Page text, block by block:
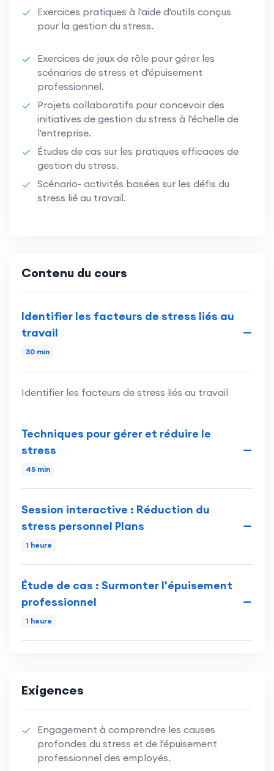
Exercices pratiques à l'aide d'outils conçus
pour la gestion du stress.
Exercices de jeux de rôle pour gérer les
scénarios de stress et d'épuisement
professionnel.
Projets collaboratifs pour concevoir des
initiatives de gestion du stress à l'échelle de
l'entreprise.
Études de cas sur les pratiques efficaces de
gestion du stress.
Scénario- activités basées sur les défis du
stress lié au travail.
Contenu du cours
Identifier les facteurs de stress liés au
travail
30 min
Identifier les facteurs de stress liés au travail
Techniques pour gérer et réduire le
stress
45 min
Session interactive : Réduction du
stress personnel Plans
1 heure
Étude de cas : Surmonter l'épuisement
professionnel
1 heure
Exigences
Engagement à comprendre les causes
profondes du stress et de l'épuisement
professionnel des employés.